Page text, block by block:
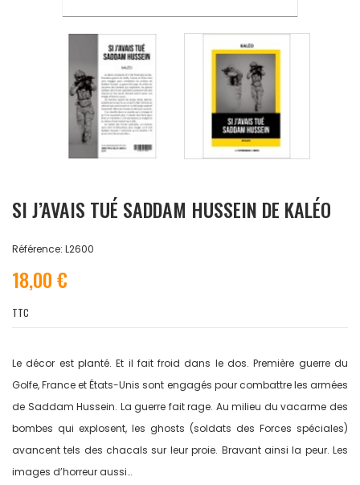
SI J’AVAIS TUÉ SADDAM HUSSEIN DE KALÉO
Référence: L2600
18,00 €
TTC
Le décor est planté. Et il fait froid dans le dos. Première guerre du
Golfe, France et États-Unis sont engagés pour combattre les armées
de Saddam Hussein. La guerre fait rage. Au milieu du vacarme des
bombes qui explosent, les ghosts (soldats des Forces spéciales)
avancent tels des chacals sur leur proie. Bravant ainsi la peur. Les
images d’horreur aussi…